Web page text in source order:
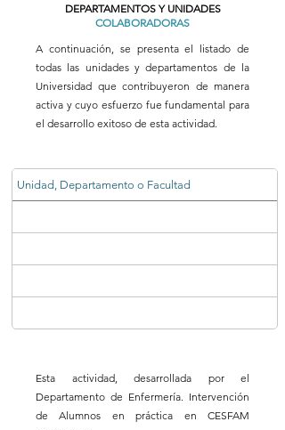
DEPARTAMENTOS Y UNIDADES
COLABORADORAS
A continuación, se presenta el listado de
todas las unidades y departamentos de la
Universidad que contribuyeron de manera
activa y cuyo esfuerzo fue fundamental para
el desarrollo exitoso de esta actividad.
Unidad, Departamento o Facultad
Esta actividad, desarrollada por el
Departamento de Enfermería. Intervención
de Alumnos en práctica en CESFAM